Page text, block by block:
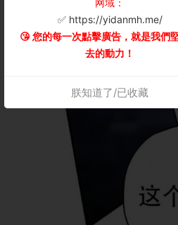
网域：
✅ https://yidanmh.me/
😘 您的每一次點擊廣告，就是我們
去的動力！
朕知道了/已收藏